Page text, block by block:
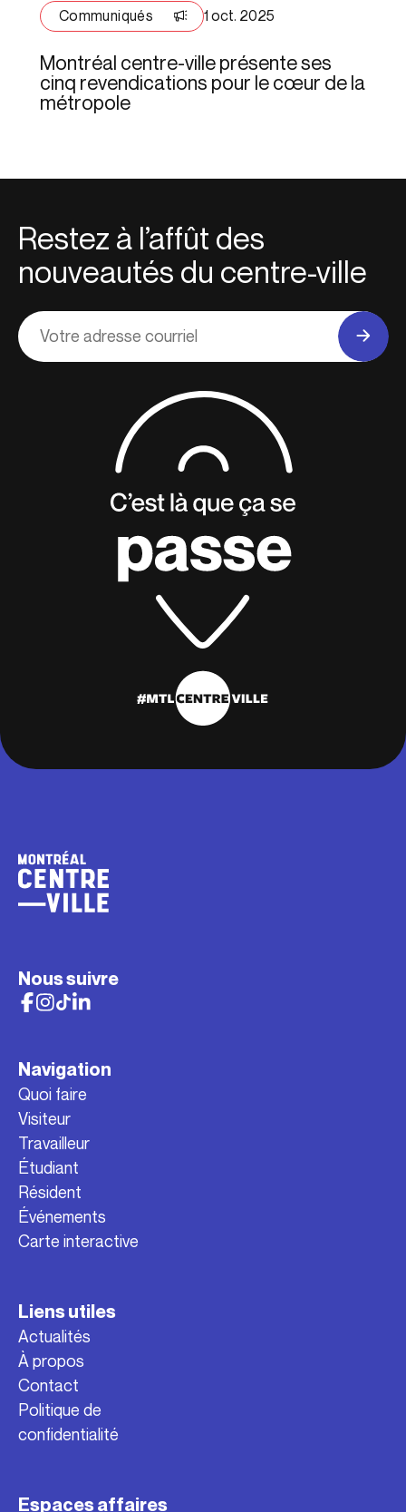
Communiqués 1 oct. 2025
Montréal centre-ville présente ses
cinq revendications pour le cœur de la
métropole
Restez à l’affût des
nouveautés du centre-ville
Adresse
courriel
Nous suivre
Navigation
Quoi faire
Visiteur
Travailleur
Étudiant
Résident
Événements
Carte interactive
Liens utiles
Actualités
À propos
Contact
Politique de
confidentialité
Espaces affaires